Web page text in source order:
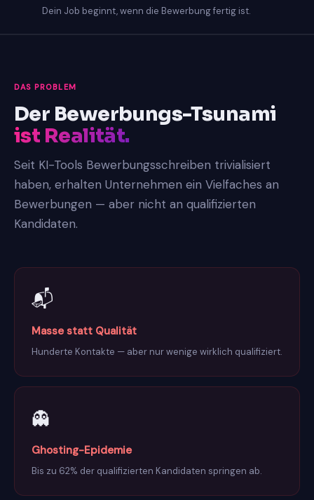
Dein Job beginnt, wenn die Bewerbung fertig ist.
DAS PROBLEM
Der Bewerbungs-Tsunami
ist Realität.
Seit KI-Tools Bewerbungsschreiben trivialisiert
haben, erhalten Unternehmen ein Vielfaches an
Bewerbungen — aber nicht an qualifizierten
Kandidaten.
📬
Masse statt Qualität
Hunderte Kontakte — aber nur wenige wirklich qualifiziert.
👻
Ghosting-Epidemie
Bis zu 62% der qualifizierten Kandidaten springen ab.